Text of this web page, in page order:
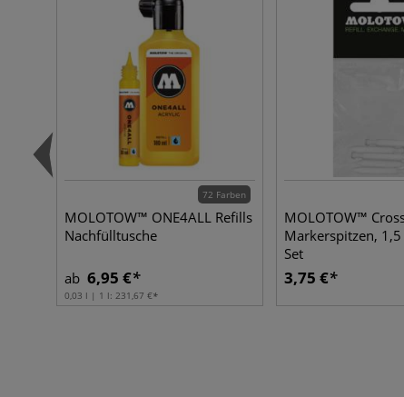
72 Farben
MOLOTOW™ ONE4ALL Refills
Nachfülltusche
ab 6,95 €
0,03 l | 1 l: 231,67 €
MOLOTOW™
Markerspitzen,
Set
3,75 €